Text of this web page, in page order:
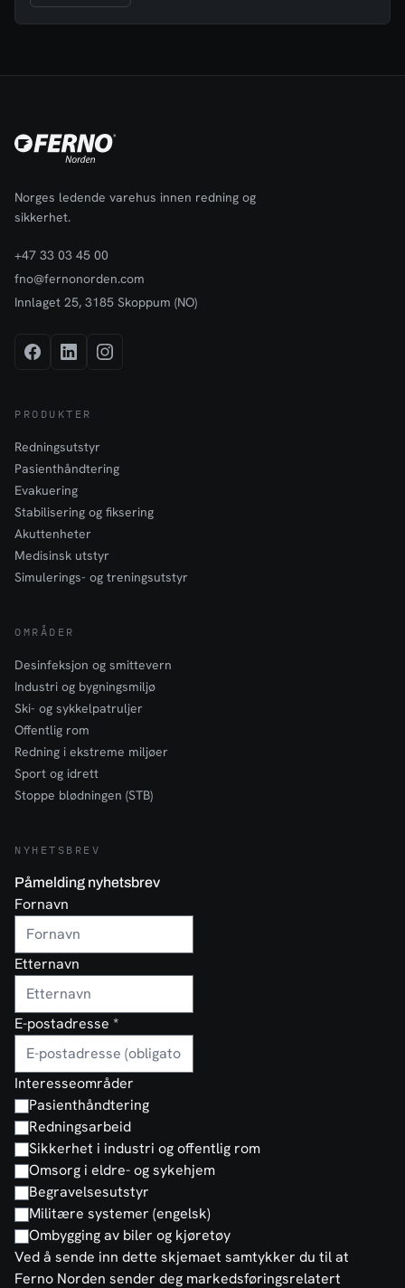
Norges ledende varehus innen redning og
sikkerhet.
+47 33 03 45 00
fno@fernonorden.com
Innlaget 25, 3185 Skoppum (NO)
PRODUKTER
Redningsutstyr
Pasienthåndtering
Evakuering
Stabilisering og fiksering
Akuttenheter
Medisinsk utstyr
Simulerings- og treningsutstyr
OMRÅDER
Desinfeksjon og smittevern
Industri og bygningsmiljø
Ski- og sykkelpatruljer
Offentlig rom
Redning i ekstreme miljøer
Sport og idrett
Stoppe blødningen (STB)
NYHETSBREV
Påmelding nyhetsbrev
Fornavn
Etternavn
E-postadresse *
Interesseområder
Pasienthåndtering
Redningsarbeid
Sikkerhet i industri og offentlig rom
Omsorg i eldre- og sykehjem
Begravelsesutstyr
Militære systemer (engelsk)
Ombygging av biler og kjøretøy
Ved å sende inn dette skjemaet samtykker du til at
Ferno Norden sender deg markedsføringsrelatert